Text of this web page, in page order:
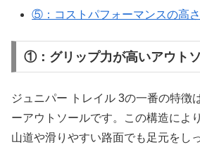
⑤：コストパフォーマンスの高さ
①：グリップ力が高いアウト
ジュニパー トレイル 3の一番の特徴
ーアウトソールです。この構造によ
山道や滑りやすい路面でも足元をし